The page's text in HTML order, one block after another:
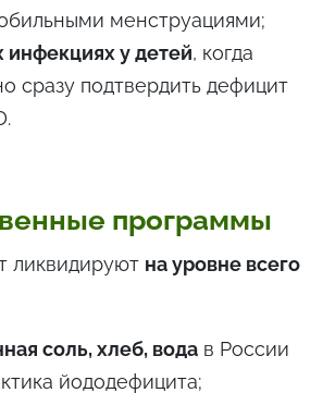
менструациями;
инфекциях у детей, когда
сразу подтвердить дефицит
программы
ликвидируют на уровне всего
соль, хлеб, вода в России
йододефицита;